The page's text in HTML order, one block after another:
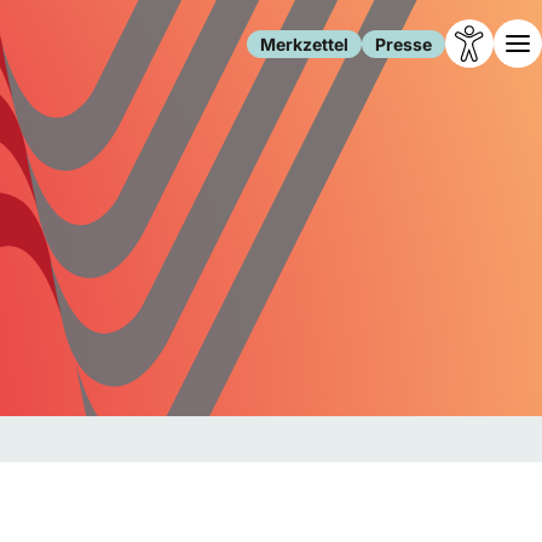
Merkzettel Presse
Leben
Familie
Freizeit
Gesundheit
Internet
Gesellschaft
Forschung
Migration
Polizei